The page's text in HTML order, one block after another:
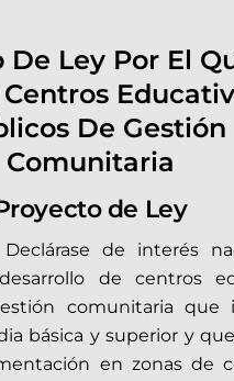
De Ley Por El
De Gestión
Comunitaria
de Ley
de interés
de centros
comunitaria que
básica y superior y
en zonas de